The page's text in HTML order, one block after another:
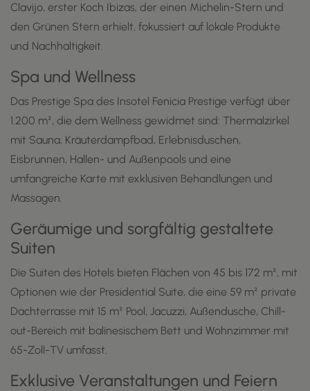
Clavijo, erster Koch Ibizas, der einen Michelin-Stern und
den Grünen Stern erhielt, fokussiert auf lokale Produkte
und Nachhaltigkeit.
Spa und Wellness
Das Prestige Spa des Insotel Fenicia Prestige verfügt über
1.200 m², die dem Wellness gewidmet sind: Thermalzirkel
mit Sauna, Kräuterdampfbad, Erlebnisduschen,
Eisbrunnen, Hallen- und Außenpools und eine
umfangreiche Karte mit exklusiven Behandlungen und
Massagen.
Geräumige und sorgfältig gestaltete
Suiten
Die Suiten des Hotels bieten Flächen von 45 bis 172 m², mit
Optionen wie der Presidential Suite, die eine 59 m² private
Dachterrasse mit 15 m² Pool, Jacuzzi, Außendusche, Chill-
out-Bereich mit balinesischem Bett und Wohnzimmer mit
65-Zoll-TV umfasst.
Exklusive Veranstaltungen und Feiern